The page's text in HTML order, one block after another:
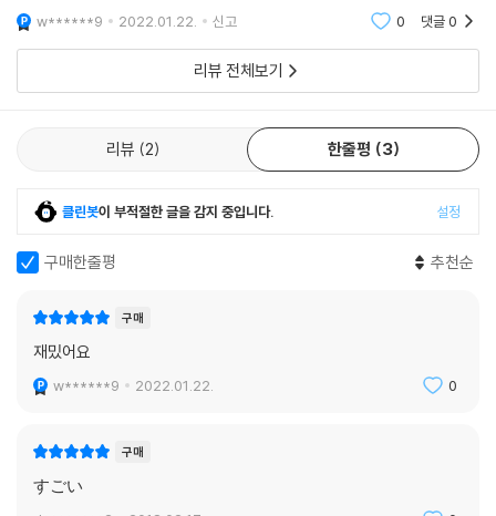
운 것 같습니다.월간만화이기에 단행본 주기는 조금 길지만 충분히 이해가
됩니다.
w******9 2022.01.22. 신고 0 댓글0
리뷰 전체보기
리뷰 2 한줄평 3
클린봇이 부적절한 글을 감지 중입니다. 설정
구매한줄평 추천순
구매
재밌어요
w******9 2022.01.22. 0
구매
すごい